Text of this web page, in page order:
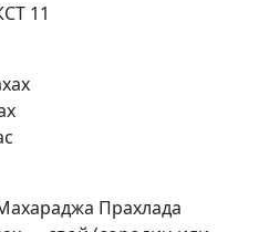
11
Прахлада